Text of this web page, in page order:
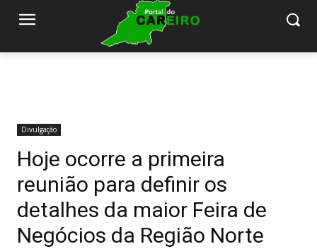
Divulgação
Hoje ocorre a primeira
reunião para definir os
detalhes da maior Feira de
Negócios da Região Norte